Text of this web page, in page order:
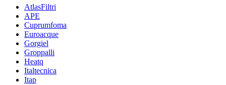
AtlasFiltri
APE
Cuprumfoma
Euroacque
Gorgiel
Groppalli
Heatq
Italtecnica
Itap